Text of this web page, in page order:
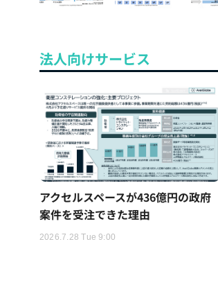
法人向けサービス
アクセルスペースが436億円の政府
案件を受注できた理由
2026.7.28 Tue 9:00